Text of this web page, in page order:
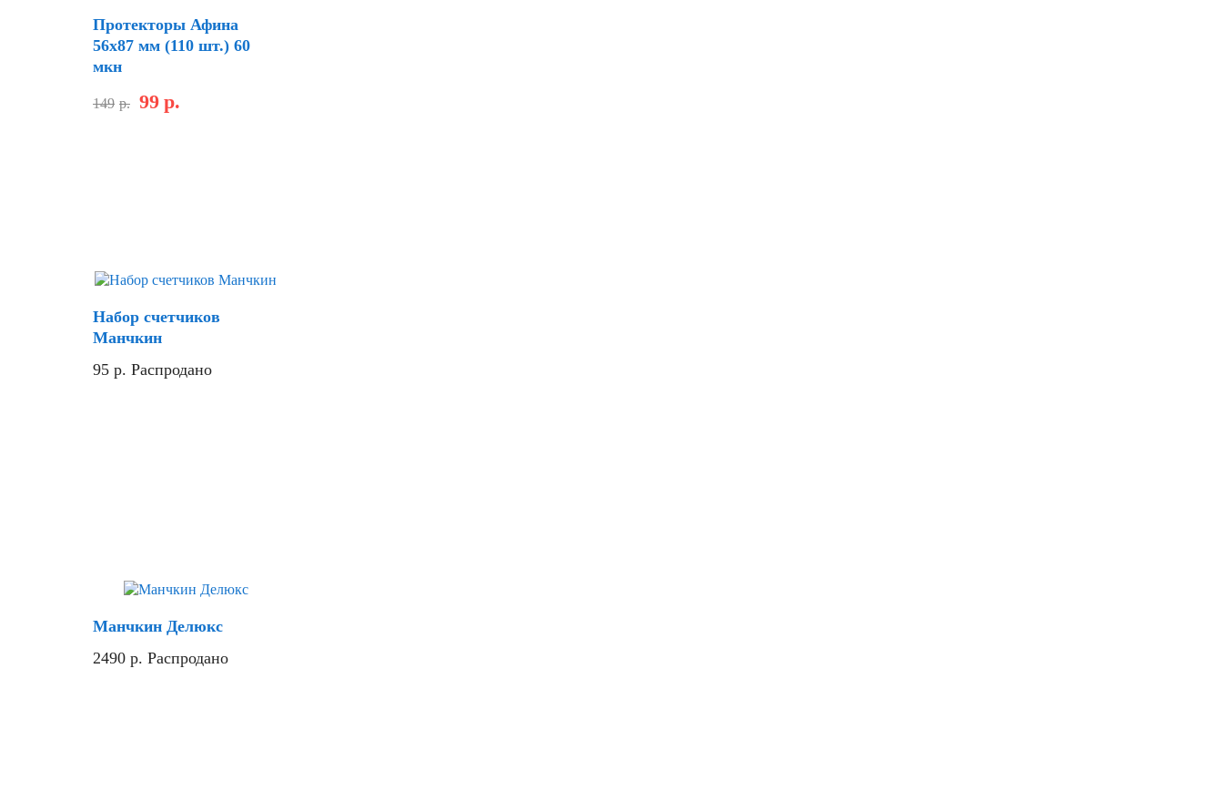
Протекторы Афина
56х87 мм (110 шт.) 60
мкн
149 р. 99 р.
Набор счетчиков
Манчкин
95 р. Распродано
Манчкин Делюкс
2490 р. Распродано